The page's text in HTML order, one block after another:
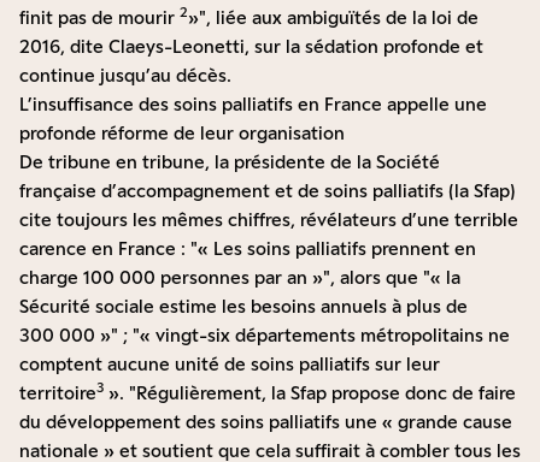
finit pas de mourir 2» , liée aux ambiguïtés de la loi de
2016, dite Claeys-Leonetti, sur la sédation profonde et
continue jusqu’au décès.
L’insuffisance des soins palliatifs en France appelle une
profonde réforme de leur organisation
De tribune en tribune, la présidente de la Société
française d’accompagnement et de soins palliatifs (la Sfap)
cite toujours les mêmes chiffres, révélateurs d’une terrible
carence en France :
« Les soins palliatifs prennent en
charge 100 000 personnes par an » , alors que
« la
Sécurité sociale estime les besoins annuels à plus de
300 000 »
; « vingt-six départements métropolitains ne
comptent aucune unité de soins palliatifs sur leur
territoire3 ».
Régulièrement, la Sfap propose donc de faire
du développement des soins palliatifs une « grande cause
nationale » et soutient que cela suffirait à combler tous les